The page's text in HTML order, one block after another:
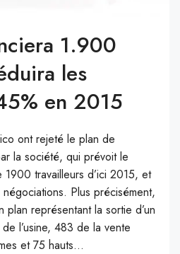
1.900
les
en 2015
ont rejeté le plan de
la société, qui prévoit le
travailleurs d’ici 2015, et
Plus précisément,
représentant la sortie d’un
l’usine, 483 de la vente
et 75 hauts...